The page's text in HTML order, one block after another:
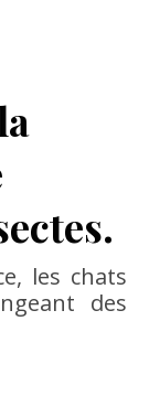
les chats
des